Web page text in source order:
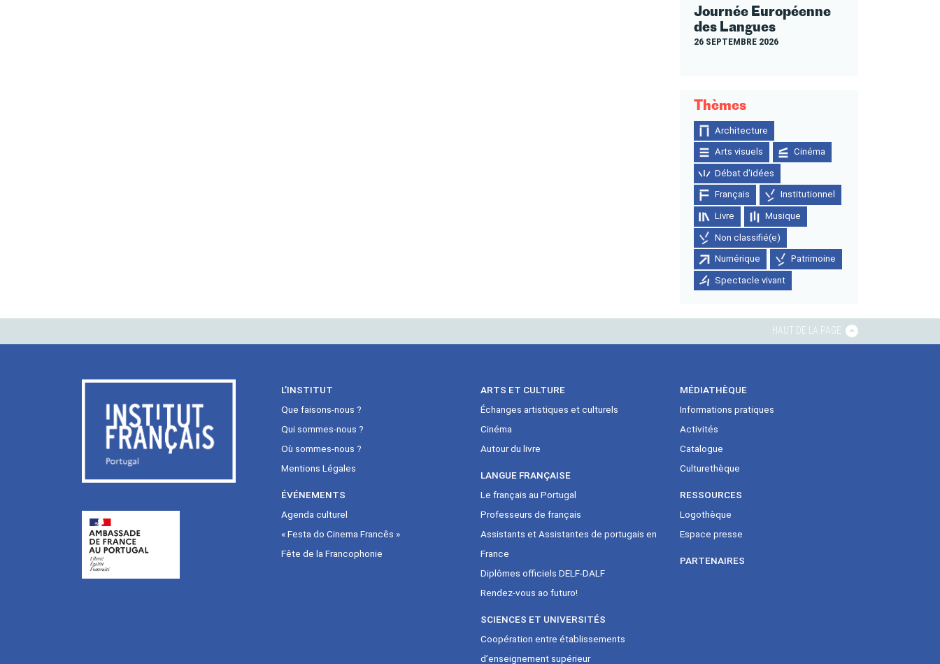
Journée Européenne
des Langues
26 SEPTEMBRE 2026
Thèmes
Architecture
Arts visuels Cinéma
Débat d'idées
Français Institutionnel
Livre Musique
Non classifié(e)
Numérique Patrimoine
Spectacle vivant
HAUT DE LA PAGE
L’INSTITUT
Que faisons-nous ?
Qui sommes-nous ?
Où sommes-nous ?
Mentions Légales
ÉVÉNEMENTS
Agenda culturel
« Festa do Cinema Francês »
Fête de la Francophonie
ARTS ET CULTURE
Échanges artistiques et culturels
Cinéma
Autour du livre
LANGUE FRANÇAISE
Le français au Portugal
Professeurs de français
Assistants et Assistantes de portugais en
France
Diplômes officiels DELF-DALF
Rendez-vous ao futuro!
SCIENCES ET UNIVERSITÉS
Coopération entre établissements
d’enseignement supérieur
MÉDIATHÈQUE
Informations pratiques
Activités
Catalogue
Culturethèque
RESSOURCES
Logothèque
Espace presse
PARTENAIRES